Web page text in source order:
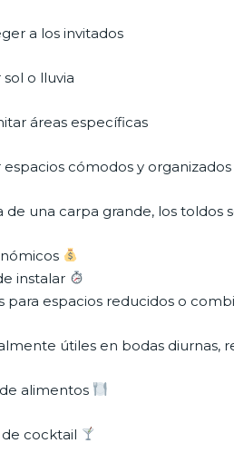
a los invitados
sol o lluvia
áreas específicas
espacios cómodos y organizados
de una carpa grande, los toldos
instalar
para espacios reducidos o
útiles en bodas diurnas,
alimentos
cocktail